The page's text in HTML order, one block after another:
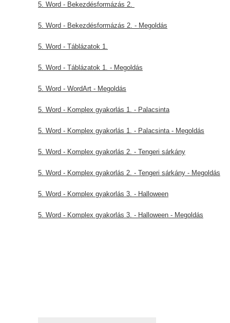
5. Word - Bekezdésformázás 2.
5. Word - Bekezdésformázás 2. - Megoldás
5. Word - Táblázatok 1.
5. Word - Táblázatok 1. - Megoldás
5. Word - WordArt - Megoldás
5. Word - Komplex gyakorlás 1. - Palacsinta
5. Word - Komplex gyakorlás 1. - Palacsinta - Megoldás
5. Word - Komplex gyakorlás 2. - Tengeri sárkány
5. Word - Komplex gyakorlás 2. - Tengeri sárkány - Megoldás
5. Word - Komplex gyakorlás 3. - Halloween
5. Word - Komplex gyakorlás 3. - Halloween - Megoldás